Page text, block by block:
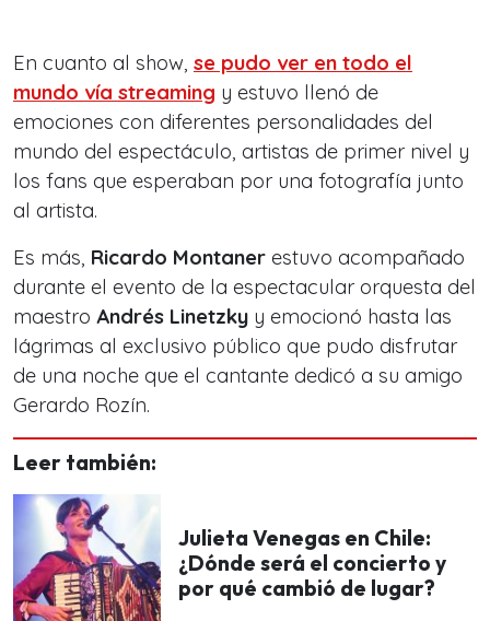
En cuanto al show, se pudo ver en todo el
mundo vía streaming y estuvo llenó de
emociones con diferentes personalidades del
mundo del espectáculo, artistas de primer nivel y
los fans que esperaban por una fotografía junto
al artista.
Es más, Ricardo Montaner estuvo acompañado
durante el evento de la espectacular orquesta del
maestro Andrés Linetzky y emocionó hasta las
lágrimas al exclusivo público que pudo disfrutar
de una noche que el cantante dedicó a su amigo
Gerardo Rozín.
Leer también:
Julieta Venegas en Chile:
¿Dónde será el concierto y
por qué cambió de lugar?